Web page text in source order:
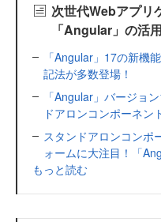
次世代Webアプリ
「Angular」の活
「Angular」17の新機
記法が多数登場！
「Angular」バージョ
ドアロンコンポーネン
スタンドアロンコンポ
ォームに大注目！「
もっと読む